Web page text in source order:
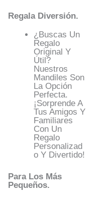
Regala Diversión.
¿Buscas Un
Regalo
Original Y
Útil?
Nuestros
Mandiles Son
La Opción
Perfecta.
¡Sorprende A
Tus Amigos Y
Familiares
Con Un
Regalo
Personalizad
O Y Divertido!
Para Los Más
Pequeños.